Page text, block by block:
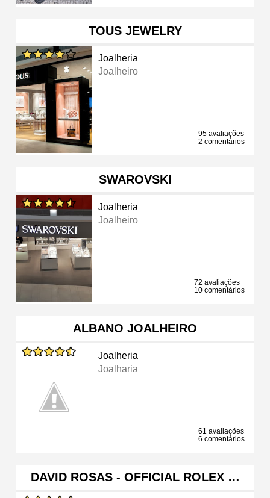
TOUS JEWELRY
Joalheria
Joalheiro
95 avaliações
2 comentários
SWAROVSKI
Joalheria
Joalheiro
72 avaliações
10 comentários
ALBANO JOALHEIRO
Joalheria
Joalharia
61 avaliações
6 comentários
DAVID ROSAS - OFFICIAL ROLEX …